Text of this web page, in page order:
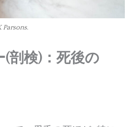
Parsons.
剖検)：死後の